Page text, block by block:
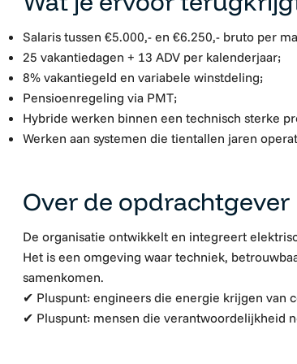
Salaris tussen €5.000,- en €6.250,- bruto per
25 vakantiedagen + 13 ADV per kalenderjaar;
8% vakantiegeld en variabele winstdeling;
Pensioenregeling via PMT;
Hybride werken binnen een technisch sterke
Werken aan systemen die tientallen jaren
Over de opdrachtgever
De organisatie ontwikkelt en integreert
Het is een omgeving waar techniek,
samenkomen.
✔ Pluspunt: engineers die energie krijgen van
✔ Pluspunt: mensen die verantwoordelijkheid